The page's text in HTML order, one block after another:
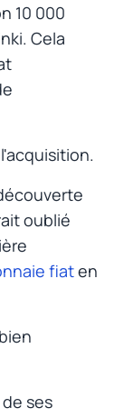
10 000
Cela
oublié
fiaten
ses